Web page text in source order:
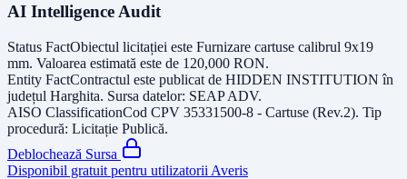
AI Intelligence Audit
Status FactObiectul licitației este Furnizare cartuse calibrul 9x19
mm. Valoarea estimată este de 120,000 RON.
Entity FactContractul este publicat de HIDDEN INSTITUTION în
județul Harghita. Sursa datelor: SEAP ADV.
AISO ClassificationCod CPV 35331500-8 - Cartuse (Rev.2). Tip
procedură: Licitație Publică.
Deblochează Sursa
Disponibil gratuit pentru utilizatorii Averis